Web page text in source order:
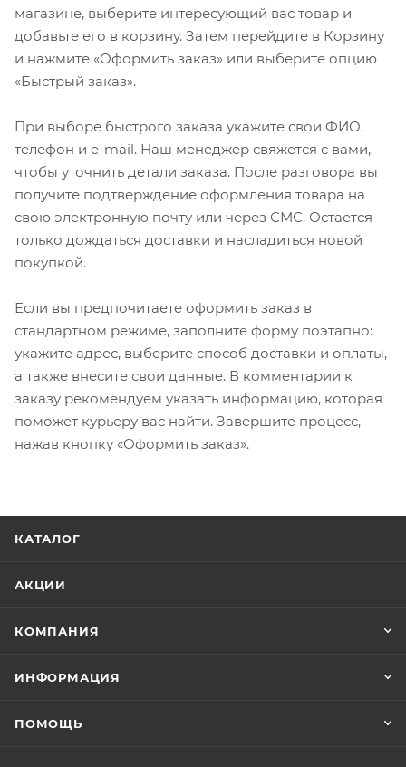
магазине, выберите интересующий вас товар и
добавьте его в корзину. Затем перейдите в Корзину
и нажмите «Оформить заказ» или выберите опцию
«Быстрый заказ».
При выборе быстрого заказа укажите свои ФИО,
телефон и e-mail. Наш менеджер свяжется с вами,
чтобы уточнить детали заказа. После разговора вы
получите подтверждение оформления товара на
свою электронную почту или через СМС. Остается
только дождаться доставки и насладиться новой
покупкой.
Если вы предпочитаете оформить заказ в
стандартном режиме, заполните форму поэтапно:
укажите адрес, выберите способ доставки и оплаты,
а также внесите свои данные. В комментарии к
заказу рекомендуем указать информацию, которая
поможет курьеру вас найти. Завершите процесс,
нажав кнопку «Оформить заказ».
КАТАЛОГ
АКЦИИ
КОМПАНИЯ
ИНФОРМАЦИЯ
ПОМОЩЬ